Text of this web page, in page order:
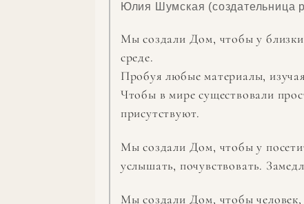
Юлия Шумская (создательница
Мы создали Дом, чтобы у
среде.
Пробуя любые материалы,
Чтобы в мире существовали
присутствуют.
Мы создали Дом, чтобы у
услышать, почувствовать.
Мы создали Дом, чтобы человек,